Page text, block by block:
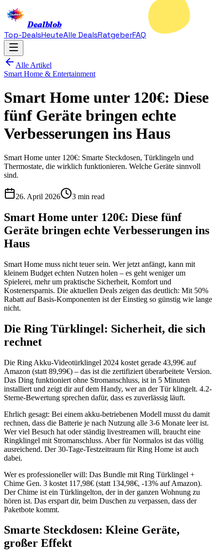
Dealblob
Top-DealsHeuteAlle DealsRatgeberFAQ
Alle Artikel
Smart Home & Entertainment
Smart Home unter 120€: Diese
fünf Geräte bringen echte
Verbesserungen ins Haus
Smart Home unter 120€: Smarte Steckdosen, Türklingeln und
Thermostate, die wirklich funktionieren. Welche Geräte sinnvoll
sind.
26. April 2026 3 min read
Smart Home unter 120€: Diese fünf
Geräte bringen echte Verbesserungen ins
Haus
Smart Home muss nicht teuer sein. Wer jetzt anfängt, kann mit
kleinem Budget echten Nutzen holen – es geht weniger um
Spielerei, mehr um praktische Sicherheit, Komfort und
Kostenersparnis. Die aktuellen Deals zeigen das deutlich: Mit 50%
Rabatt auf Basis-Komponenten ist der Einstieg so günstig wie lange
nicht.
Die Ring Türklingel: Sicherheit, die sich
rechnet
Die Ring Akku-Videotürklingel 2024 kostet gerade 43,99€ auf
Amazon (statt 89,99€) – das ist die zertifiziert überarbeitete Version.
Das Ding funktioniert ohne Stromanschluss, ist in 5 Minuten
installiert und zeigt dir auf dem Handy, wer an der Tür klingelt. 4.2-
Sterne-Bewertung sprechen dafür, dass es zuverlässig läuft.
Ehrlich gesagt: Bei einem akku-betriebenen Modell musst du damit
rechnen, dass die Batterie je nach Nutzung alle 3-6 Monate leer ist.
Wer viel Besuch hat oder ständig livestreamen will, braucht eine
Ringklingel mit Stromanschluss. Aber für Normalos ist das völlig
ausreichend. Der 30-Tage-Testzeitraum für Ring Home ist auch
dabei.
Wer es professioneller will: Das Bundle mit Ring Türklingel +
Chime Gen. 3 kostet 117,98€ (statt 134,98€, -13% auf Amazon).
Der Chime ist ein Türklingelton, der in der ganzen Wohnung zu
hören ist. Das erspart dir, beim Duschen zu verpassen, dass der
Paketbote kommt.
Smarte Steckdosen: Kleine Geräte,
großer Effekt